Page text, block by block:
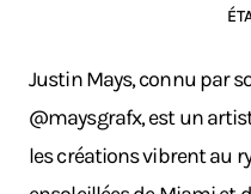
Justin Mays, connu par
@maysgrafx, est un
les créations vibrent au